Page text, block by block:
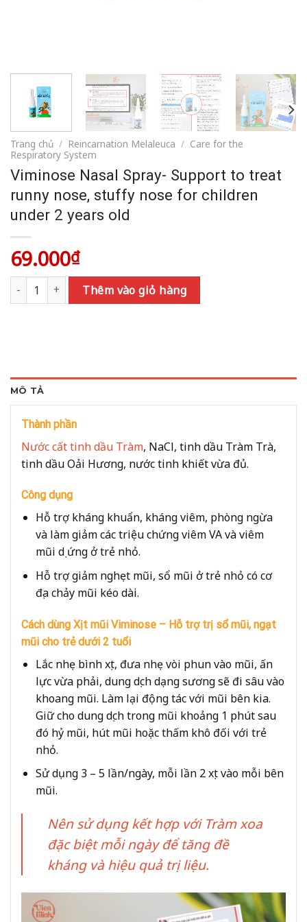
Trang chủ / Reincarnation Melaleuca / Care for the
Respiratory System
Viminose Nasal Spray- Support to treat
runny nose, stuffy nose for children
under 2 years old
69.000₫
Viminose Nasal Spray- Support to treat runny nose, stuffy
Thêm vào giỏ hàng
MÔ TẢ
Thành phần
Nước cất tinh dầu Tràm, NaCl, tinh dầu Tràm Trà,
tinh dầu Oải Hương, nước tinh khiết vừa đủ.
Công dụng
Hỗ trợ kháng khuẩn, kháng viêm, phòng ngừa
và làm giảm các triệu chứng viêm VA và viêm
mũi dị ứng ở trẻ nhỏ.
Hỗ trợ giảm nghẹt mũi, sổ mũi ở trẻ nhỏ có cơ
địa chảy mũi kéo dài.
Cách dùng Xịt mũi Viminose – Hỗ trợ trị sổ mũi, ngạt
mũi cho trẻ dưới 2 tuổi
Lắc nhẹ bình xịt, đưa nhẹ vòi phun vào mũi, ấn
lực vừa phải, dung dịch dạng sương sẽ đi sâu vào
khoang mũi. Làm lại động tác với mũi bên kia.
Giữ cho dung dịch trong mũi khoảng 1 phút sau
đó hỷ mũi, hút mũi hoặc thấm khô đối với trẻ
nhỏ.
Sử dụng 3 – 5 lần/ngày, mỗi lần 2 xịt vào mỗi bên
mũi.
Nên sử dụng kết hợp với Tràm xoa
đặc biệt mỗi ngày để tăng đề
kháng và hiệu quả trị liệu.